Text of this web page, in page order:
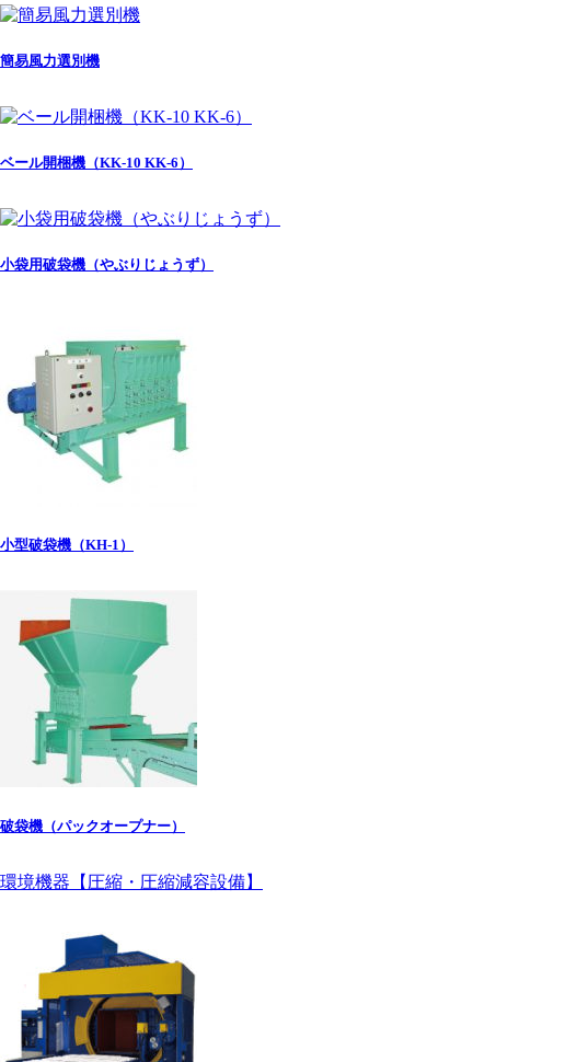
簡易風力選別機
ベール開梱機（KK-10 KK-6）
小袋用破袋機（やぶりじょうず）
小型破袋機（KH-1）
破袋機（パックオープナー）
環境機器【圧縮・圧縮減容設備】